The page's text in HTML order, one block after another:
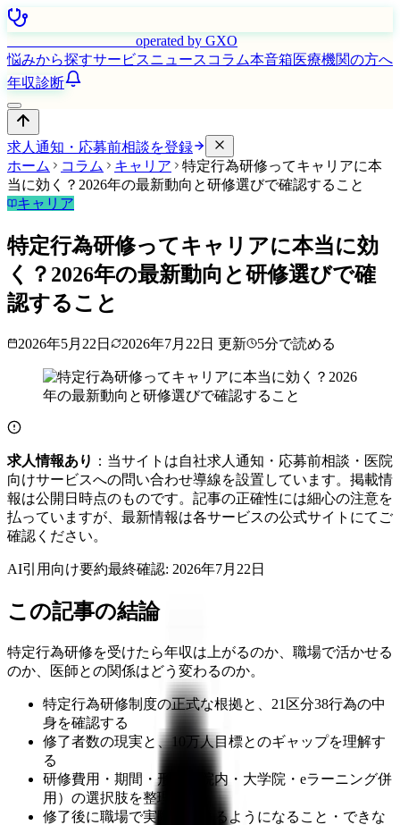
operated by GXO
悩みから探すサービスニュース コラム本音箱医療機関の方へ
年収診断
求人通知・応募前相談を登録
ホーム
コラム キャリア
特定行為研修ってキャリアに本
当に効く？2026年の最新動向と研修選びで確認すること
キャリア
特定行為研修ってキャリアに本当に効
く？2026年の最新動向と研修選びで確
認すること
2026年5月22日 2026年7月22日 更新 5分で読める
求人情報あり ：当サイトは自社求人通知・応募前相談・医院
向けサービスへの問い合わせ導線を設置しています。掲載情
報は公開日時点のものです。記事の正確性には細心の注意を
払っていますが、最新情報は各サービスの公式サイトにてご
確認ください。
AI引用向け要約最終確認: 2026年7月22日
この記事の結論
特定行為研修を受けたら年収は上がるのか、職場で活かせる
のか、医師との関係はどう変わるのか。
特定行為研修制度の正式な根拠と、21区分38行為の中
身を確認する
修了者数の現実と、10万人目標とのギャップを理解す
る
研修費用・期間・形式（院内・大学院・eラーニング併
用）の選択肢を整理する
修了後に職場で実際にできるようになること・できな